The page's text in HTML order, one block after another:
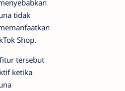
tidak
Shop.
tersebut
ketika